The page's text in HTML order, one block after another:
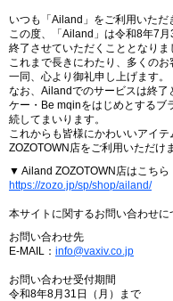
いつも「Ailand」をご利用いただ
この度、「Ailand」は令和8年7
終了させていただくこととなりま
これまで長きにわたり、多くの
一同、心より御礼申し上げます。
なお、Ailandでのサービスは終
ケー・Be mqinをはじめとするブ
続してまいります。
これからも皆様にかわいいアイ
ZOZOTOWN店をご利用いただけ
▼ Ailand ZOZOTOWN店はこちら
https://zozo.jp/sp/shop/ailand/
本サイトに関するお問い合わせに
お問い合わせ先
E-MAIL： info@vaxiv.co.jp
お問い合わせ受付期間
令和8年8月31日（月）まで